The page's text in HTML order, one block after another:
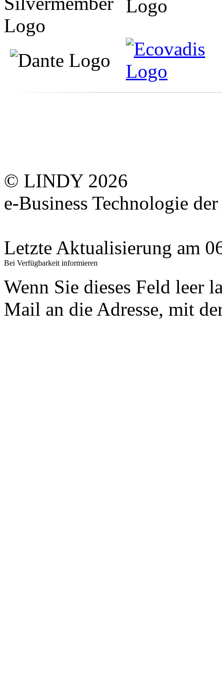
© LINDY 2026
e-Business Technologie
Letzte Aktualisierung am
Bei Verfügbarkeit informieren
Wenn Sie dieses Feld leer
Mail an die Adresse, mit